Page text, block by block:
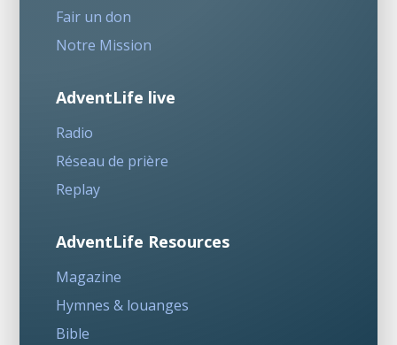
Fair un don
Notre Mission
AdventLife live
Radio
Réseau de prière
Replay
AdventLife Resources
Magazine
Hymnes & louanges
Bible